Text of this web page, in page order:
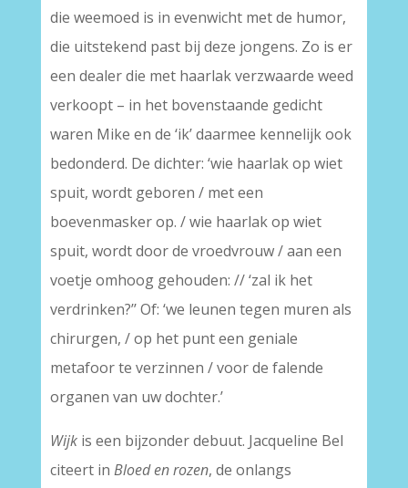
die weemoed is in evenwicht met de humor,
die uitstekend past bij deze jongens. Zo is er
een dealer die met haarlak verzwaarde weed
verkoopt – in het bovenstaande gedicht
waren Mike en de ‘ik’ daarmee kennelijk ook
bedonderd. De dichter: ‘wie haarlak op wiet
spuit, wordt geboren / met een
boevenmasker op. / wie haarlak op wiet
spuit, wordt door de vroedvrouw / aan een
voetje omhoog gehouden: // ‘zal ik het
verdrinken?’’ Of: ‘we leunen tegen muren als
chirurgen, / op het punt een geniale
metafoor te verzinnen / voor de falende
organen van uw dochter.’
Wijkis een bijzonder debuut. Jacqueline Bel
citeert in Bloed en rozen, de onlangs